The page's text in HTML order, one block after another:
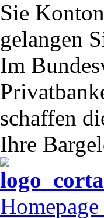
Sie
gelangen
Im
schaffen
Ihre